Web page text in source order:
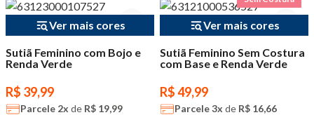
Ver mais cores
Sutiã Feminino com Bojo e
Renda Verde
R$ 39,99
Parcele 2x de R$ 19,99
Ver mais cores
Sutiã Feminino Sem Costura
com Base e Renda Verde
R$ 49,99
Parcele3x de R$ 16,66